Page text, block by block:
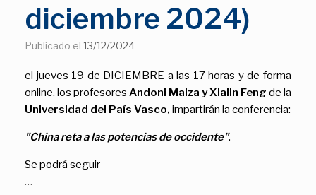
diciembre 2024)
Publicado el 13/12/2024
el jueves 19 de DICIEMBRE a las 17 horas y de forma
online, los profesores Andoni Maiza y Xialin Feng de la
Universidad del País Vasco, impartirán la conferencia:
"China reta a las potencias de occidente".
Se podrá seguir
…